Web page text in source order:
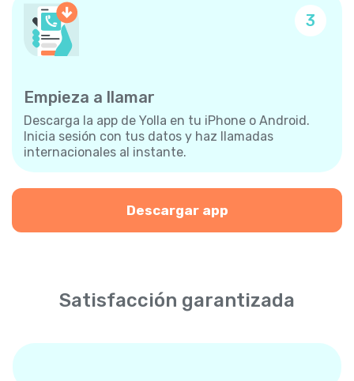
3
Empieza a llamar
Descarga la app de Yolla en tu iPhone o Android.
Inicia sesión con tus datos y haz llamadas
internacionales al instante.
Descargar app
Satisfacción garantizada